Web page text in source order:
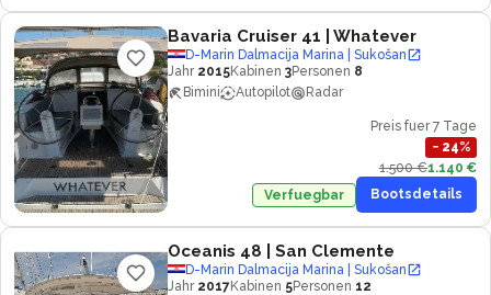
Bavaria Cruiser 41 | Whatever
D-Marin Dalmacija Marina | Sukošan
Jahr 2015Kabinen 3Personen 8
Bimini
Autopilot Radar
Preis fuer 7 Tage
− 24%
1.500 €1.140 €
Verfuegbar
Bootsdetails
Oceanis 48 | San Clemente
D-Marin Dalmacija Marina | Sukošan
Jahr 2017Kabinen 5Personen 12